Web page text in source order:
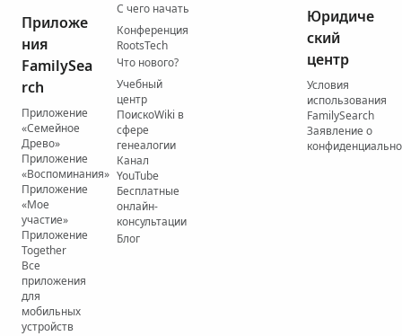
Приложе
ния
FamilySea
rch
Приложение
«Семейное
Древо»
Приложение
«Воспоминания»
Приложение
«Мое
участие»
Приложение
Together
Все
приложения
для
мобильных
устройств
С чего начать
Конференция
RootsTech
Что нового?
Учебный
центр
ПоискоWiki в
сфере
генеалогии
Канал
YouTube
Бесплатные
онлайн-
консультации
Блог
Юридиче
ский
центр
Условия
использования
FamilySearch
Заявление о